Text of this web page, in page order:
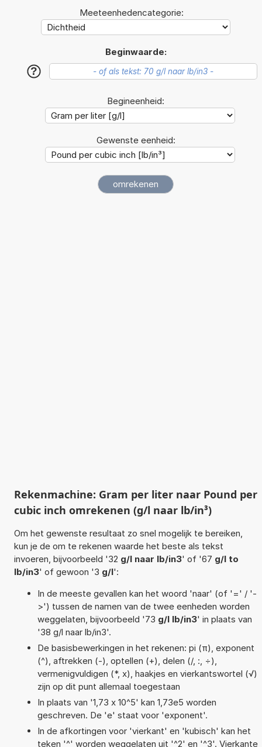
Meeteenhedencategorie:
Beginwaarde:
?
Begineenheid:
Gewenste eenheid:
Rekenmachine: Gram per liter naar Pound per
cubic inch omrekenen (g/l naar lb/in³)
Om het gewenste resultaat zo snel mogelijk te bereiken,
kun je de om te rekenen waarde het beste als tekst
invoeren, bijvoorbeeld '32 g/l naar lb/in3' of '67 g/l to
lb/in3' of gewoon '3 g/l':
In de meeste gevallen kan het woord 'naar' (of '=' / '-
>') tussen de namen van de twee eenheden worden
weggelaten, bijvoorbeeld '73 g/l lb/in3' in plaats van
'38 g/l naar lb/in3'.
De basisbewerkingen in het rekenen: pi (π), exponent
(^), aftrekken (-), optellen (+), delen (/, :, ÷),
vermenigvuldigen (*, x), haakjes en vierkantswortel (√)
zijn op dit punt allemaal toegestaan
In plaats van '1,73 x 10^5' kan 1,73e5 worden
geschreven. De 'e' staat voor 'exponent'.
In de afkortingen voor 'vierkant' en 'kubisch' kan het
teken '^' worden weggelaten uit '^2' en '^3'. Vierkante